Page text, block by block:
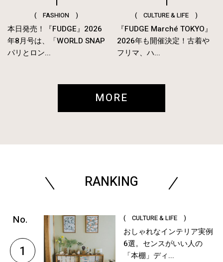
( FASHION )
本日発売！『FUDGE』2026
年8月号は、「WORLD SNAP
パリとロン...
( CULTURE & LIFE )
『FUDGE Marché TOKYO』
2026年も開催決定！古着や
フリマ、ハ...
MORE
RANKING
1
( CULTURE & LIFE )
おしゃれなインテリア実例
6選。センスがいい人の
「本棚」ディ...